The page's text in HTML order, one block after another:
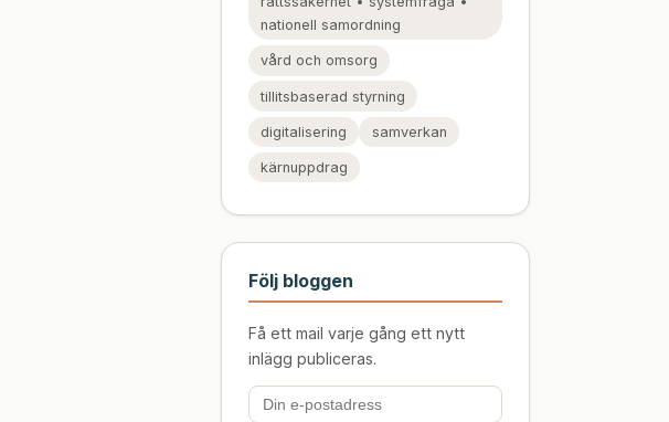
nationell samordning
vård och omsorg
tillitsbaserad styrning
digitalisering samverkan
kärnuppdrag
Följ bloggen
Få ett mail varje gång ett nytt
inlägg publiceras.